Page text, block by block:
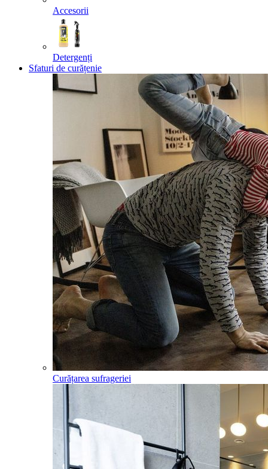
Accesorii
Detergenți
Sfaturi de curățenie
Curățarea sufrageriei